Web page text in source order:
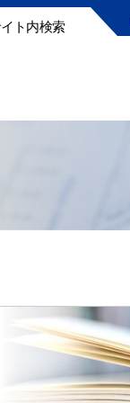
ト内検索